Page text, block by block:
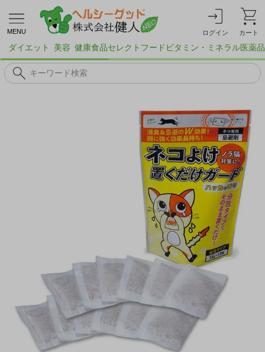
MENU ログイン カート
ダイエット 美容 健康食品セレクトフード ビタミン・ミネラル医薬品